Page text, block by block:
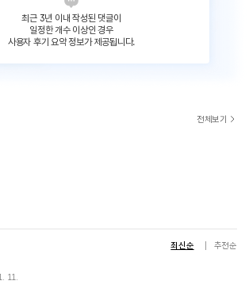
최근 3년 이내 작성된 댓글이
일정한 개수 이상인 경우
사용자 후기 요약 정보가 제공됩니다.
전체보기
최신순 추천순
11.